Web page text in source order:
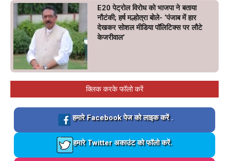
E20 पेट्रोल विरोध को भाजपा ने बताया
नौटंकी; हर्ष मल्होत्रा बोले- ‘पंजाब में हार
देखकर सोशल मीडिया पॉलिटिक्स पर लौटे
केजरीवाल’
क्लिक करके फॉलो करें
Loading…
हमारे Facebook पेज को लाइक करें .
Loading…
हमारे Twitter अकाउंट को फॉलो करें.